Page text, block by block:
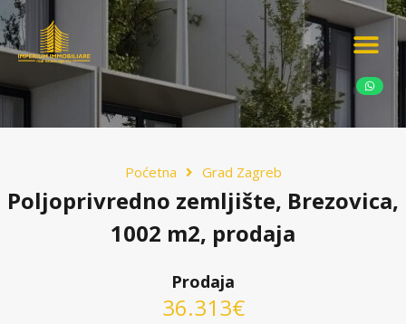
Poćetna Grad Zagreb
Poljoprivredno zemljište, Brezovica,
1002 m2, prodaja
Prodaja
36.313€